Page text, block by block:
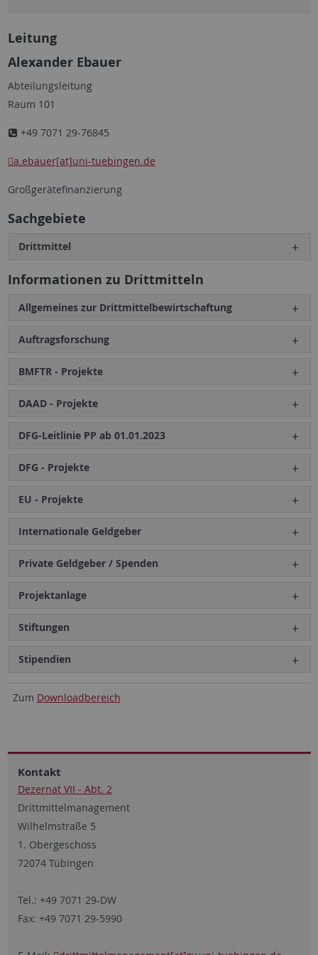
Leitung
Alexander Ebauer
Abteilungsleitung
Raum 101
+49 7071 29-76845
a.ebauer[at]uni-tuebingen.de
Großgerätefinanzierung
Sachgebiete
Drittmittel
Informationen zu Drittmitteln
Allgemeines zur Drittmittelbewirtschaftung
Auftragsforschung
BMFTR - Projekte
DAAD - Projekte
DFG-Leitlinie PP ab 01.01.2023
DFG - Projekte
EU - Projekte
Internationale Geldgeber
Private Geldgeber / Spenden
Projektanlage
Stiftungen
Stipendien
Zum Downloadbereich
Kontakt
Dezernat VII - Abt. 2
Drittmittelmanagement
Wilhelmstraße 5
1. Obergeschoss
72074 Tübingen
Tel.: +49 7071 29-DW
Fax: +49 7071 29-5990